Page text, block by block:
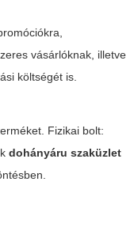
vásárlóknak, illetve
költségét is.
Fizikai bolt:
dohányáru szaküzlet